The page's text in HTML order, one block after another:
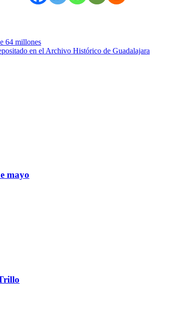
64 millones
en el Archivo Histórico de Guadalajara
mayo